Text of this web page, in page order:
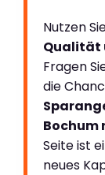
Nutzen
Qualität
Fragen
die
Bochum
Seite ist
neues